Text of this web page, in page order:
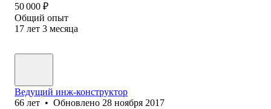
50 000 ₽
Общий опыт
17 лет 3 месяца
Ведущий инж-конструктор
66 лет • Обновлено 28 ноября 2017